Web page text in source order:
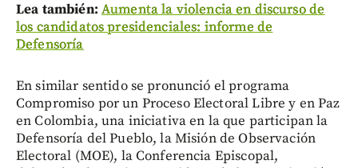
Lea también: Aumenta la violencia en discurso de
los candidatos presidenciales: informe de
Defensoría
En similar sentido se pronunció el programa
Compromiso por un Proceso Electoral Libre y en Paz
en Colombia, una iniciativa en la que participan la
Defensoría del Pueblo, la Misión de Observación
Electoral (MOE), la Conferencia Episcopal,